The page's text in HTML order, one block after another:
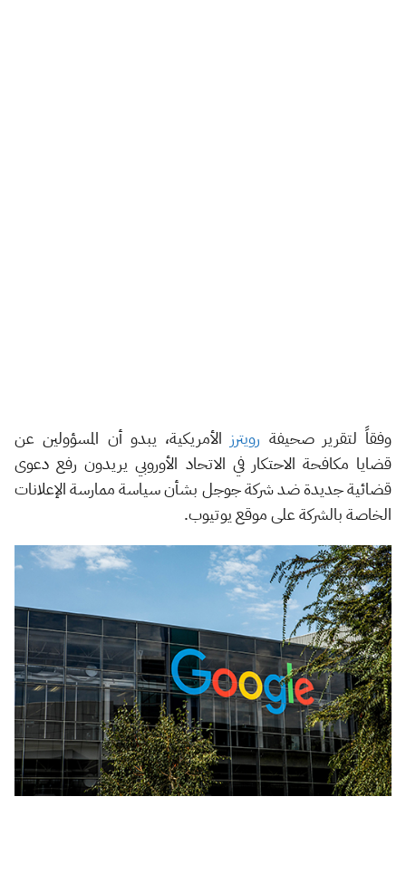
وفقاً لتقرير صحيفة رويترز الأمريكية، يبدو أن المسؤولين عن
قضايا مكافحة الاحتكار في الاتحاد الأوروبي يريدون رفع دعوى
قضائية جديدة ضد شركة جوجل بشأن سياسة ممارسة الإعلانات
الخاصة بالشركة على موقع يوتيوب.